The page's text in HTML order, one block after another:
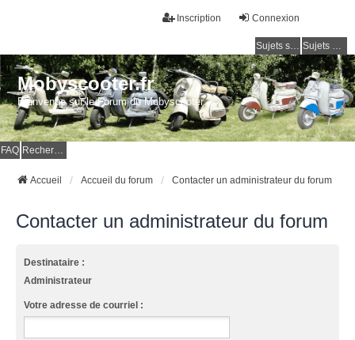
Connexion
Inscription
Sujets sans réponse Sujets actifs
Mobyscooter.fr
Bienvenue sur le Forum du Mobyscooter
FAQ Rechercher
Accueil Accueil du forum Contacter un administrateur du forum
Contacter un administrateur du forum
Destinataire :
Administrateur
Votre adresse de courriel :